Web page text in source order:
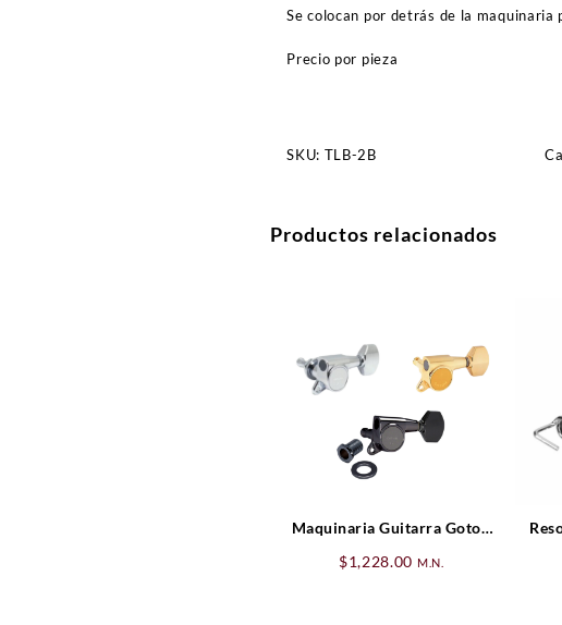
Se colocan por detrás de la
Precio por pieza
SKU: TLB-2B
Productos relacionados
Maquinaria Guitarra Gotoh
$1,228.00 M.N.